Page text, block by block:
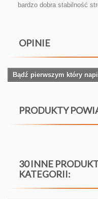
bardzo dobra stabilność
OPINIE
Bądź pierwszym który
PRODUKTY
30 INNE
KATEGORII: